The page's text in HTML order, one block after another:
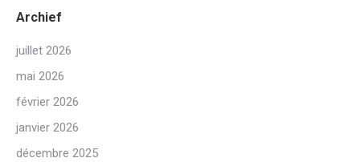
Archief
juillet 2026
mai 2026
février 2026
janvier 2026
décembre 2025